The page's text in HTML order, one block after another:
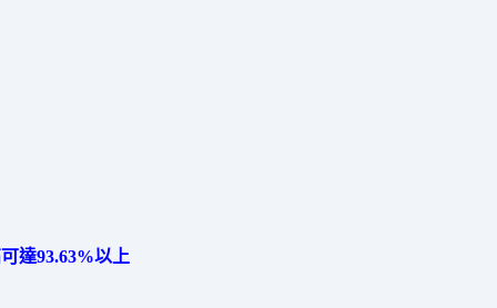
達93.63%以上